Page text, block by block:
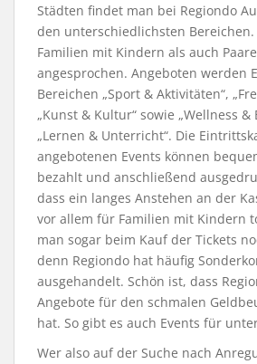
Städten findet man bei Regiondo
den unterschiedlichsten Bereichen.
Familien mit Kindern als auch
angesprochen. Angeboten werden
Bereichen „Sport & Aktivitäten“,
„Kunst & Kultur“ sowie „Wellness
„Lernen & Unterricht“. Die
angebotenen Events können
bezahlt und anschließend
dass ein langes Anstehen an der
vor allem für Familien mit Kindern
man sogar beim Kauf der Tickets
denn Regiondo hat häufig
ausgehandelt. Schön ist, dass
Angebote für den schmalen
hat. So gibt es auch Events für
Wer also auf der Suche nach